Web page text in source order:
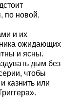
по новой.
и их
ожидающих
и ясны.
дым без
чтобы
казнить или